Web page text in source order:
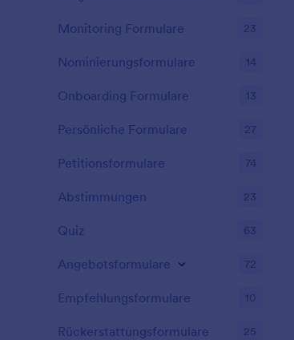
Monitoring Formulare 23
Nominierungsformulare 14
Onboarding Formulare 13
Persönliche Formulare 27
Petitionsformulare 74
Abstimmungen 23
Quiz 63
Angebotsformulare 72
Empfehlungsformulare 10
Rückerstattungsformulare 25